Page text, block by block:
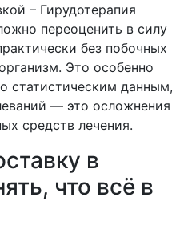
– Гирудотерапия
переоценить в силу
без побочных
Это особенно
статистическим данным,
— это осложнения
средств лечения.
в
что всё в